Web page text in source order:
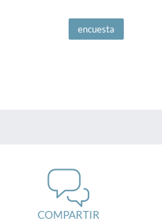
encuesta
COMPARTIR